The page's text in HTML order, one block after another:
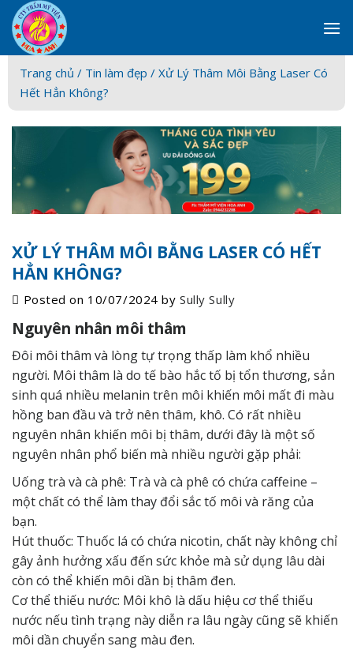
Skip
to
content
Trang chủ / Tin làm đẹp / Xử Lý Thâm Môi Bằng Laser Có
Hết Hẳn Không?
XỬ LÝ THÂM MÔI BẰNG LASER CÓ HẾT
HẲN KHÔNG?
Posted on 10/07/2024 bySully Sully
Nguyên nhân môi thâm
Đôi môi thâm và lòng tự trọng thấp làm khổ nhiều
người. Môi thâm là do tế bào hắc tố bị tổn thương, sản
sinh quá nhiều melanin trên môi khiến môi mất đi màu
hồng ban đầu và trở nên thâm, khô. Có rất nhiều
nguyên nhân khiến môi bị thâm, dưới đây là một số
nguyên nhân phổ biến mà nhiều người gặp phải:
Uống trà và cà phê: Trà và cà phê có chứa caffeine –
một chất có thể làm thay đổi sắc tố môi và răng của
bạn.
Hút thuốc: Thuốc lá có chứa nicotin, chất này không chỉ
gây ảnh hưởng xấu đến sức khỏe mà sử dụng lâu dài
còn có thể khiến môi dần bị thâm đen.
Cơ thể thiếu nước: Môi khô là dấu hiệu cơ thể thiếu
nước nếu tình trạng này diễn ra lâu ngày cũng sẽ khiến
môi dần chuyển sang màu đen.